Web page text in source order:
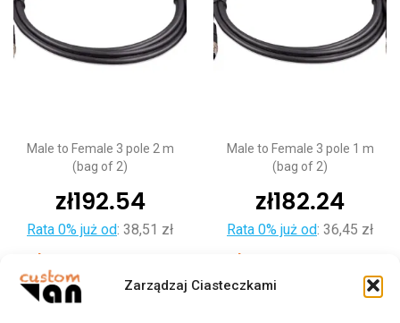
Zarządzaj Ciasteczkami
Male to Female 3 pole 2 m
(bag of 2)
zł192.54
Rata 0% już od: 38,51 zł
Male to Female 3 pole 1 m
(bag of 2)
zł182.24
Rata 0% już od: 36,45 zł